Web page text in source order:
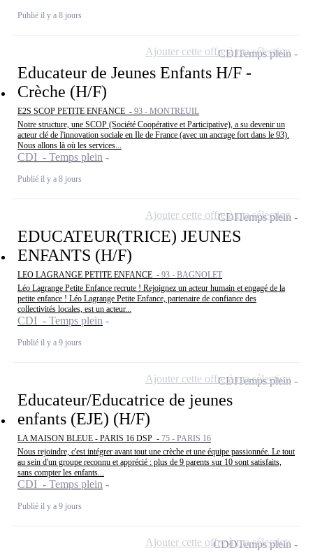
Publié il y a 8 jours
Educateur de Jeunes Enfants H/F -
Crèche (H/F)
E2S SCOP PETITE ENFANCE - 93 - MONTREUIL
Notre structure, une SCOP (Société Coopérative et Participative), a su devenir un
acteur clé de l'innovation sociale en Ile de France (avec un ancrage fort dans le 93).
Nous allons là où les services...
CDI - Temps plein
Publié il y a 8 jours
CDITemps plein
Ajouter cette offre à ma sélection
EDUCATEUR(TRICE) JEUNES
ENFANTS (H/F)
LEO LAGRANGE PETITE ENFANCE - 93 - BAGNOLET
Léo Lagrange Petite Enfance recrute ! Rejoignez un acteur humain et engagé de la
petite enfance ! Léo Lagrange Petite Enfance, partenaire de confiance des
collectivités locales, est un acteur...
CDI - Temps plein
Publié il y a 9 jours
CDITemps plein
Ajouter cette offre à ma sélection
Educateur/Educatrice de jeunes
enfants (EJE) (H/F)
LA MAISON BLEUE - PARIS 16 DSP - 75 - PARIS 16
Nous rejoindre, c'est intégrer avant tout une crèche et une équipe passionnée. Le tout
au sein d'un groupe reconnu et apprécié : plus de 9 parents sur 10 sont satisfaits,
sans compter les enfants...
CDI - Temps plein
Publié il y a 9 jours
CDITemps plein
Ajouter cette offre à ma sélection
CDDTemps plein
Ajouter cette offre à ma sélection